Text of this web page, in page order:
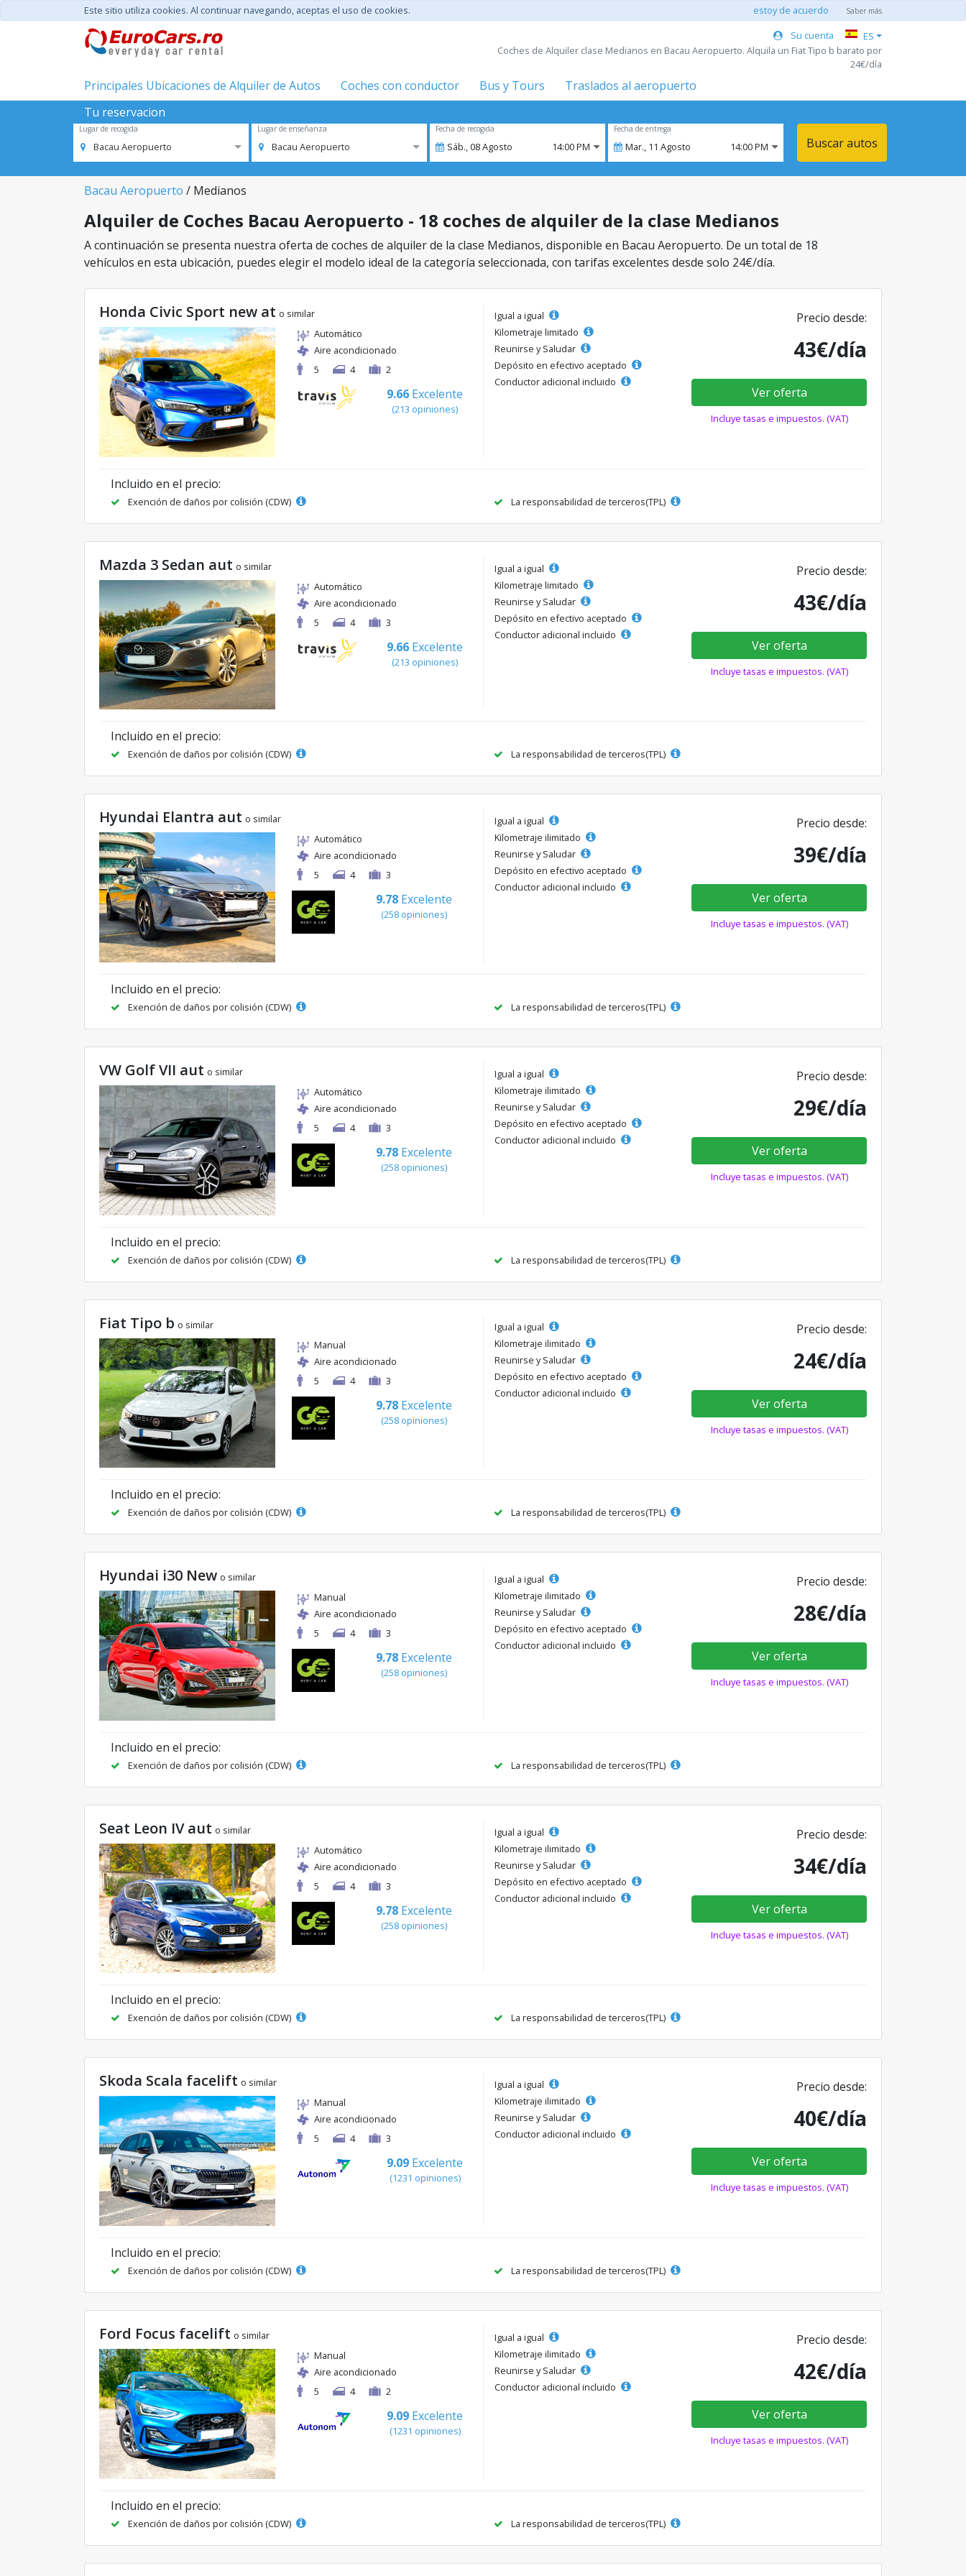
Este sitio utiliza cookies. Al continuar navegando, aceptas el uso de cookies. estoy de acuerdo Saber más
Su cuenta
ES
Coches de Alquiler clase Medianos en Bacau Aeropuerto. Alquila un Fiat Tipo b barato por
24€/día
Principales Ubicaciones de Alquiler de Autos Coches con conductor Bus y Tours
Traslados al aeropuerto
Tu reservacion
Lugar de recogida
Bacau Aeropuerto
Lugar de enseñanza
Bacau Aeropuerto
Fecha de recogida
Sáb.,08Agosto 14:00 PM
Fecha de entrega
Mar., 11 Agosto 14:00 PM Buscar autos
Bacau Aeropuerto / Medianos
Alquiler de Coches Bacau Aeropuerto - 18 coches de alquiler de la clase Medianos
A continuación se presenta nuestra oferta de coches de alquiler de la clase Medianos, disponible en Bacau Aeropuerto. De un total de 18
vehículos en esta ubicación, puedes elegir el modelo ideal de la categoría seleccionada, con tarifas excelentes desde solo 24€/día.
Honda Civic Sport new at o similar
Automático
Aire acondicionado
5
4 2
9.66 Excelente
(213 opiniones)
Igual a igual
Kilometraje limitado
Reunirse y Saludar
Depósito en efectivo aceptado
Conductor adicional incluido
Precio desde:
43€/día
Ver oferta
Incluye tasas e impuestos. (VAT)
Incluido en el precio:
Exención de daños por colisión (CDW) La responsabilidad de terceros(TPL)
Mazda 3 Sedan aut o similar
Automático
Aire acondicionado
5
4 3
9.66 Excelente
(213 opiniones)
Igual a igual
Kilometraje limitado
Reunirse y Saludar
Depósito en efectivo aceptado
Conductor adicional incluido
Precio desde:
43€/día
Ver oferta
Incluye tasas e impuestos. (VAT)
Incluido en el precio:
Exención de daños por colisión (CDW) La responsabilidad de terceros(TPL)
Hyundai Elantra aut o similar
Automático
Aire acondicionado
5
4 3
9.78 Excelente
(258 opiniones)
Igual a igual
Kilometraje ilimitado
Reunirse y Saludar
Depósito en efectivo aceptado
Conductor adicional incluido
Precio desde:
39€/día
Ver oferta
Incluye tasas e impuestos. (VAT)
Incluido en el precio:
Exención de daños por colisión (CDW) La responsabilidad de terceros(TPL)
VW Golf VII aut o similar
Automático
Aire acondicionado
5
4 3
9.78 Excelente
(258 opiniones)
Igual a igual
Kilometraje ilimitado
Reunirse y Saludar
Depósito en efectivo aceptado
Conductor adicional incluido
Precio desde:
29€/día
Ver oferta
Incluye tasas e impuestos. (VAT)
Incluido en el precio:
Exención de daños por colisión (CDW) La responsabilidad de terceros(TPL)
Fiat Tipo b o similar
Manual
Aire acondicionado
5
4 3
9.78 Excelente
(258 opiniones)
Igual a igual
Kilometraje ilimitado
Reunirse y Saludar
Depósito en efectivo aceptado
Conductor adicional incluido
Precio desde:
24€/día
Ver oferta
Incluye tasas e impuestos. (VAT)
Incluido en el precio:
Exención de daños por colisión (CDW) La responsabilidad de terceros(TPL)
Hyundai i30 New o similar
Manual
Aire acondicionado
5
4 3
9.78 Excelente
(258 opiniones)
Igual a igual
Kilometraje ilimitado
Reunirse y Saludar
Depósito en efectivo aceptado
Conductor adicional incluido
Precio desde:
28€/día
Ver oferta
Incluye tasas e impuestos. (VAT)
Incluido en el precio:
Exención de daños por colisión (CDW) La responsabilidad de terceros(TPL)
Seat Leon IV aut o similar
Automático
Aire acondicionado
5
4 3
9.78 Excelente
(258 opiniones)
Igual a igual
Kilometraje ilimitado
Reunirse y Saludar
Depósito en efectivo aceptado
Conductor adicional incluido
Precio desde:
34€/día
Ver oferta
Incluye tasas e impuestos. (VAT)
Incluido en el precio:
Exención de daños por colisión (CDW) La responsabilidad de terceros(TPL)
Skoda Scala facelift o similar
Manual
Aire acondicionado
5
4 3
9.09 Excelente
(1231 opiniones)
Igual a igual
Kilometraje ilimitado
Reunirse y Saludar
Conductor adicional incluido
Precio desde:
40€/día
Ver oferta
Incluye tasas e impuestos. (VAT)
Incluido en el precio:
Exención de daños por colisión (CDW) La responsabilidad de terceros(TPL)
Ford Focus facelift o similar
Manual
Aire acondicionado
5
4 2
9.09 Excelente
(1231 opiniones)
Igual a igual
Kilometraje ilimitado
Reunirse y Saludar
Conductor adicional incluido
Precio desde:
42€/día
Ver oferta
Incluye tasas e impuestos. (VAT)
Incluido en el precio:
Exención de daños por colisión (CDW) La responsabilidad de terceros(TPL)